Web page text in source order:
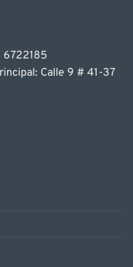
6722185
Calle 9 # 41-37